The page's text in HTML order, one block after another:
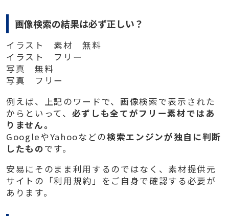
画像検索の結果は必ず正しい？
イラスト 素材 無料
イラスト フリー
写真 無料
写真 フリー
例えば、上記のワードで、画像検索で表示された
からといって、 必ずしも全てがフリー素材ではあ
りません。
GoogleやYahooなどの検索エンジンが独自に判断
したものです。
安易にそのまま利用するのではなく、素材提供元
サイトの「利用規約」をご自身で確認する必要が
あります。